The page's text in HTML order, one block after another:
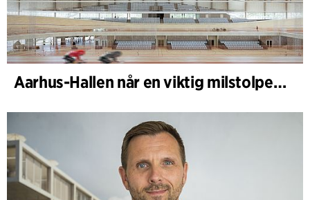
Aarhus-Hallen når en viktig milstolpe i den pågående skissprocessen